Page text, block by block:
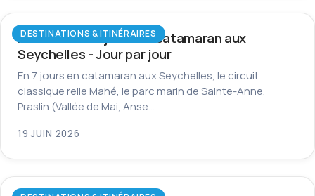
DESTINATIONS & ITINÉRAIRES
Itinéraire de 7 jours en catamaran aux
Seychelles - Jour par jour
En 7 jours en catamaran aux Seychelles, le circuit
classique relie Mahé, le parc marin de Sainte-Anne,
Praslin (Vallée de Mai, Anse…
19 JUIN 2026